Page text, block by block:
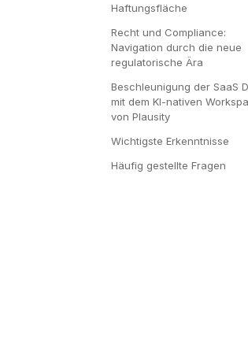
Haftungsfläche
Recht und Compliance:
Navigation durch die neue
regulatorische Ära
Beschleunigung der SaaS
mit dem KI-nativen
von Plausity
Wichtigste Erkenntnisse
Häufig gestellte Fragen